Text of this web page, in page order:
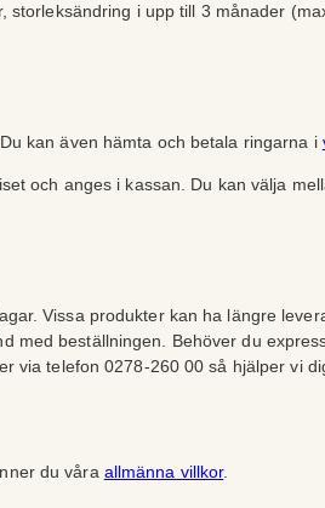
storleksändring i upp till 3 månader
kan även hämta och betala ringarna i
och anges i kassan. Du kan välja
Vissa produkter kan ha längre
med beställningen. Behöver du
via telefon 0278-260 00 så hjälper vi
du våra allmänna villkor.